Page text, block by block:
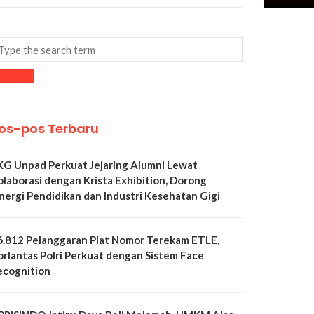
pos Terbaru
Unpad Perkuat Jejaring Alumni Lewat
dengan Krista Exhibition, Dorong
Pendidikan dan Industri Kesehatan Gigi
Pelanggaran Plat Nomor Terekam ETLE,
Polri Perkuat dengan Sistem Face